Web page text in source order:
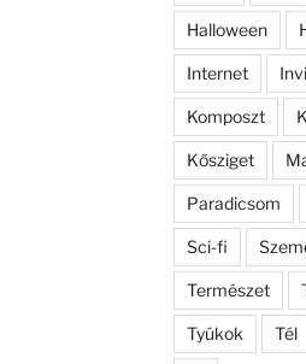
Halloween
Internet
Komposzt
Kősziget
Paradicsom
Sci-fi
Természet
Tyúkok Tél